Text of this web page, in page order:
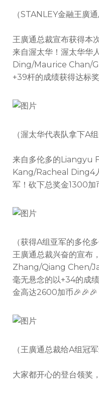
（STANLEY金融王廣
王廣通总裁宣布获得本
来自渥太华！渥太华华
Ding/Maurice Chan/
+39杆的成绩获得达标
（渥太华代表队拿下A组
来自多伦多的Liangyu
Kang/Racheal Ding4
军！砍下总奖金1300加
（获得A组亚军的多伦多
王廣通总裁兴奋的宣布
Zhang/Qiang Chen/
毫无悬念的以+34的成
金高达2600加币🎉 🎉 🎉
（王廣通总裁给A组冠
大家都开心的登台领奖